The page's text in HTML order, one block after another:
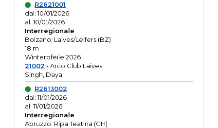
R2621001
dal: 10/01/2026
al: 10/01/2026
Interregionale
Bolzano: Laives/Leifers (BZ)
18 m
Winterpfeile 2026
21002 - Arco Club Laives
Singh, Daya
R2613002
dal: 11/01/2026
al: 11/01/2026
Interregionale
Abruzzo: Ripa Teatina (CH)